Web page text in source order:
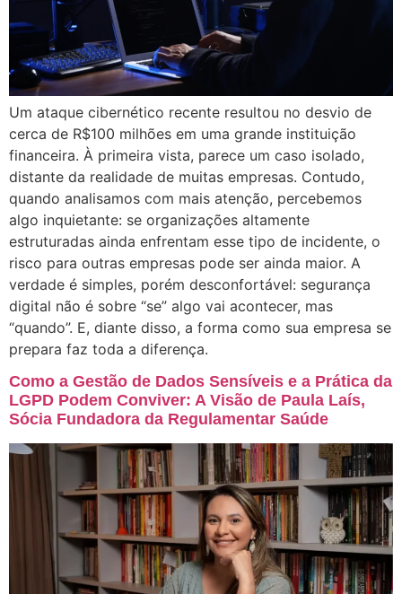
Um ataque cibernético recente resultou no desvio de
cerca de R$100 milhões em uma grande instituição
financeira. À primeira vista, parece um caso isolado,
distante da realidade de muitas empresas. Contudo,
quando analisamos com mais atenção, percebemos
algo inquietante: se organizações altamente
estruturadas ainda enfrentam esse tipo de incidente, o
risco para outras empresas pode ser ainda maior. A
verdade é simples, porém desconfortável: segurança
digital não é sobre “se” algo vai acontecer, mas
“quando”. E, diante disso, a forma como sua empresa se
prepara faz toda a diferença.
Como a Gestão de Dados Sensíveis e a Prática da
LGPD Podem Conviver: A Visão de Paula Laís,
Sócia Fundadora da Regulamentar Saúde